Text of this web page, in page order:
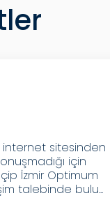
internet sitesinden
için
İzmir Optimum
talebinde bulu...